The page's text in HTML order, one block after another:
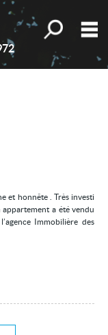
Toutes nos
et honnête . Très investi
a été vendu
Immobilière des